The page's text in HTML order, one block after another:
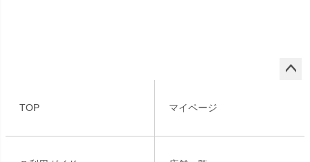
TOP マイページ